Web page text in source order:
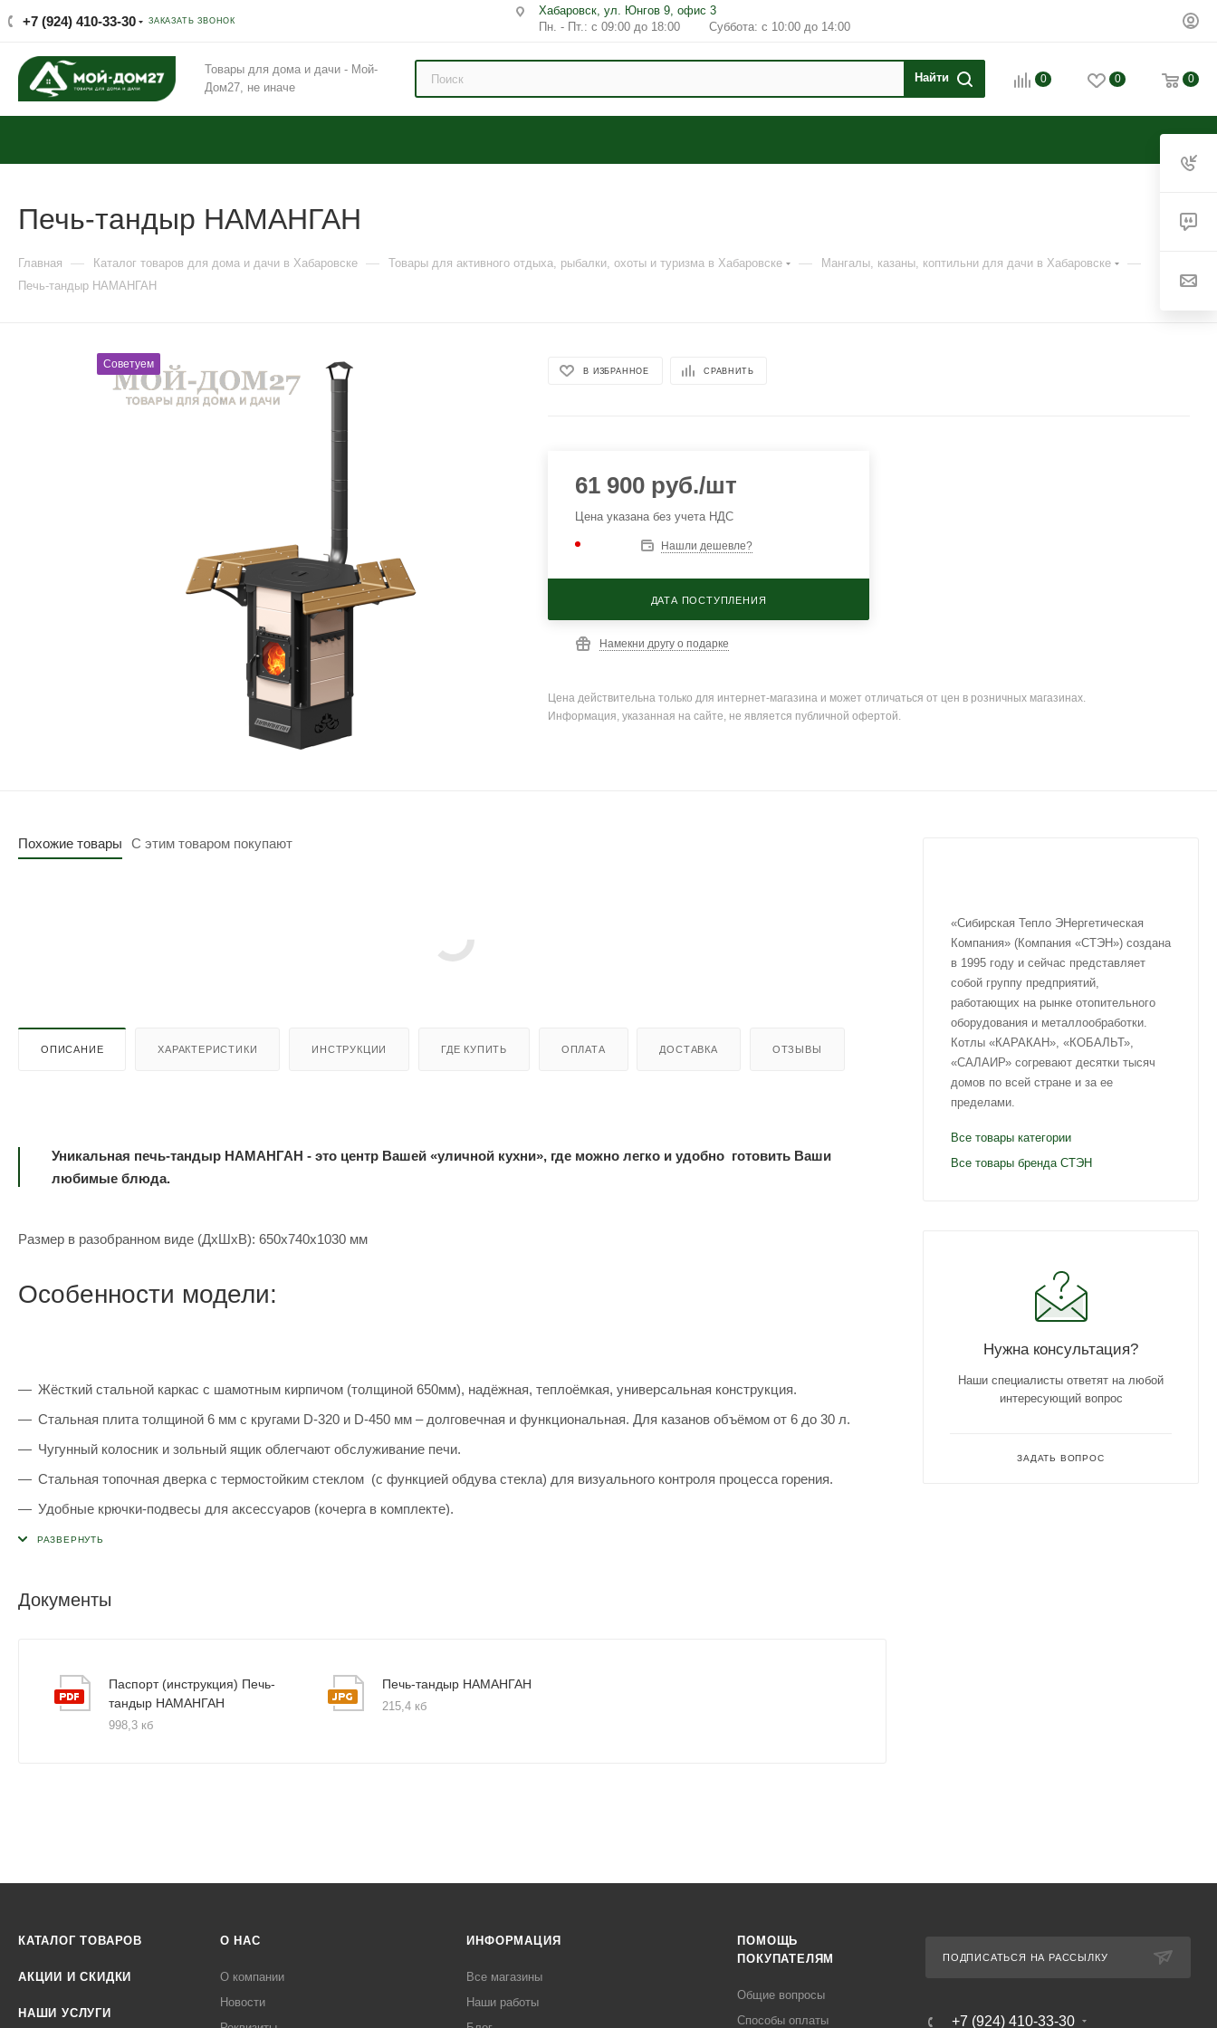
+7 (924) 410-33-30 ЗАКАЗАТЬ ЗВОНОК
Хабаровск, ул. Юнгов 9, офис 3
Пн. - Пт.: с 09:00 до 18:00 Суббота: с 10:00 до 14:00
Товары для дома и дачи - Мой-
Дом27, не иначе
0 0 0
Печь-тандыр НАМАНГАН
Главная — Каталог товаров для дома и дачи в Хабаровске — Товары для активного отдыха, рыбалки, охоты и туризма в Хабаровске — Мангалы, казаны, коптильни для дачи в Хабаровске —
Печь-тандыр НАМАНГАН
Советуем
В ИЗБРАННОЕ СРАВНИТЬ
61 900 руб./шт
Цена указана без учета НДС
Нашли дешевле?
ДАТА ПОСТУПЛЕНИЯ
Намекни другу о подарке
Цена действительна только для интернет-магазина и может отличаться от цен в розничных магазинах.
Информация, указанная на сайте, не является публичной офертой.
Похожие товары С этим товаром покупают
ОПИСАНИЕ ХАРАКТЕРИСТИКИ ИНСТРУКЦИИ ГДЕ КУПИТЬ ОПЛАТА ДОСТАВКА ОТЗЫВЫ
Уникальная печь-тандыр НАМАНГАН - это центр Вашей «уличной кухни», где можно легко и удобно готовить Ваши
любимые блюда.
Размер в разобранном виде (ДхШхВ): 650х740х1030 мм
Особенности модели:
Жёсткий стальной каркас с шамотным кирпичом (толщиной 650мм), надёжная, теплоёмкая, универсальная конструкция.
Стальная плита толщиной 6 мм с кругами D-320 и D-450 мм – долговечная и функциональная. Для казанов объёмом от 6 до 30 л.
Чугунный колосник и зольный ящик облегчают обслуживание печи.
Стальная топочная дверка с термостойким стеклом (с функцией обдува стекла) для визуального контроля процесса горения.
Удобные крючки-подвесы для аксессуаров (кочерга в комплекте).
Дымоход D-100 мм с шибером и зонтиком.
Крестовина с крючками для подвеса различных аксессуаров.
Документы
Паспорт (инструкция) Печь-
тандыр НАМАНГАН
998,3 кб
Печь-тандыр НАМАНГАН
215,4 кб
«Сибирская Тепло ЭНергетическая
Компания» (Компания «СТЭН») создана
в 1995 году и сейчас представляет
собой группу предприятий,
работающих на рынке отопительного
оборудования и металлообработки.
Котлы «КАРАКАН», «КОБАЛЬТ»,
«САЛАИР» согревают десятки тысяч
домов по всей стране и за ее
пределами.
Все товары категории
Все товары бренда CТЭН
Нужна консультация?
Наши специалисты ответят на любой
интересующий вопрос
ЗАДАТЬ ВОПРОС
КАТАЛОГ ТОВАРОВ
АКЦИИ И СКИДКИ
НАШИ УСЛУГИ
О НАС
О компании
Новости
ИНФОРМАЦИЯ
Все магазины
Наши работы
ПОМОЩЬ
ПОКУПАТЕЛЯМ
Общие вопросы
Способы оплаты
ПОДПИСАТЬСЯ НА РАССЫЛКУ
+7 (924) 410-33-30